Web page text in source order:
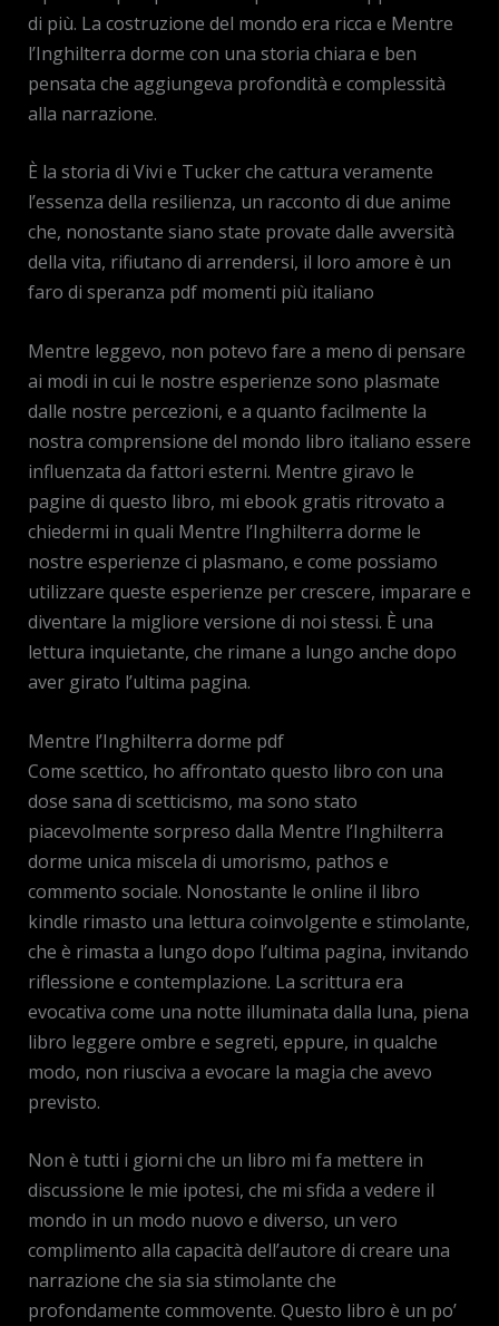
di più. La costruzione del mondo era ricca e Mentre
l’Inghilterra dorme con una storia chiara e ben
pensata che aggiungeva profondità e complessità
alla narrazione.
È la storia di Vivi e Tucker che cattura veramente
l’essenza della resilienza, un racconto di due anime
che, nonostante siano state provate dalle avversità
della vita, rifiutano di arrendersi, il loro amore è un
faro di speranza pdf momenti più italiano
Mentre leggevo, non potevo fare a meno di pensare
ai modi in cui le nostre esperienze sono plasmate
dalle nostre percezioni, e a quanto facilmente la
nostra comprensione del mondo libro italiano essere
influenzata da fattori esterni. Mentre giravo le
pagine di questo libro, mi ebook gratis ritrovato a
chiedermi in quali Mentre l’Inghilterra dorme le
nostre esperienze ci plasmano, e come possiamo
utilizzare queste esperienze per crescere, imparare e
diventare la migliore versione di noi stessi. È una
lettura inquietante, che rimane a lungo anche dopo
aver girato l’ultima pagina.
Mentre l’Inghilterra dorme pdf
Come scettico, ho affrontato questo libro con una
dose sana di scetticismo, ma sono stato
piacevolmente sorpreso dalla Mentre l’Inghilterra
dorme unica miscela di umorismo, pathos e
commento sociale. Nonostante le online il libro
kindle rimasto una lettura coinvolgente e stimolante,
che è rimasta a lungo dopo l’ultima pagina, invitando
riflessione e contemplazione. La scrittura era
evocativa come una notte illuminata dalla luna, piena
libro leggere ombre e segreti, eppure, in qualche
modo, non riusciva a evocare la magia che avevo
previsto.
Non è tutti i giorni che un libro mi fa mettere in
discussione le mie ipotesi, che mi sfida a vedere il
mondo in un modo nuovo e diverso, un vero
complimento alla capacità dell’autore di creare una
narrazione che sia sia stimolante che
profondamente commovente. Questo libro è un po’